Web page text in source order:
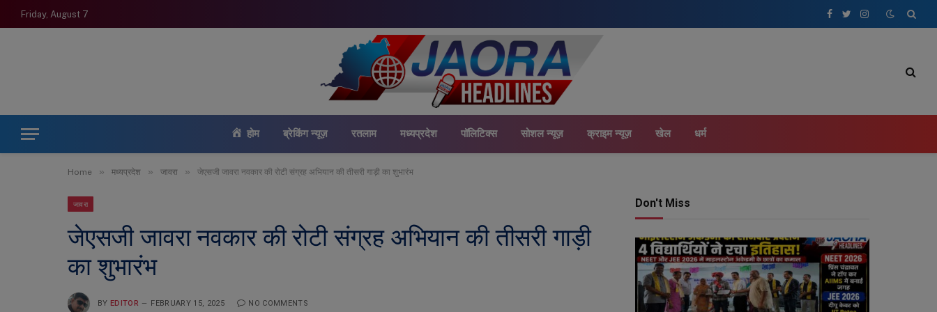
Friday, August 7
Facebook
TwitterInstagram
होम ब्रेकिंग न्यूज़ रतलाम मध्यप्रदेश पॉलिटिक्स सोशल न्यूज़ क्राइम न्यूज़ खेल धर्म
Home » मध्यप्रदेश » जावरा » जेएसजी जावरा नवकार की रोटी संग्रह अभियान की तीसरी गाड़ी का शुभारंभ
जावरा
जेएसजी जावरा नवकार की रोटी संग्रह अभियान की तीसरी गाड़ी
का शुभारंभ
BY EDITOR FEBRUARY 15, 2025 NO COMMENTS
Don't Miss